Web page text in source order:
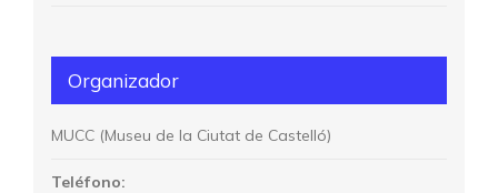
Organizador
MUCC (Museu de la Ciutat de Castelló)
Teléfono: